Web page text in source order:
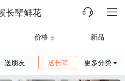
长辈鲜花
价格 新品
送朋友 送长辈 更多分类